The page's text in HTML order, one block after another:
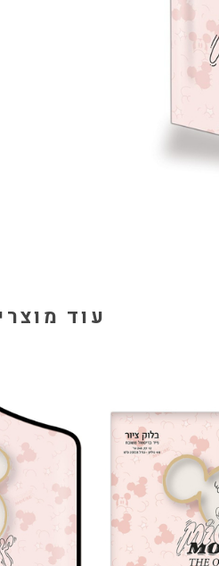
עוד